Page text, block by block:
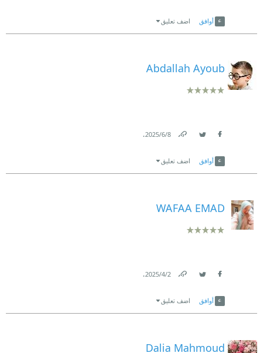
أوافق اضف تعليق
Abdallah Ayoub
8‏/6‏/2025
.
أوافق اضف تعليق
WAFAA EMAD
2‏/4‏/2025
.
أوافق اضف تعليق
Dalia Mahmoud